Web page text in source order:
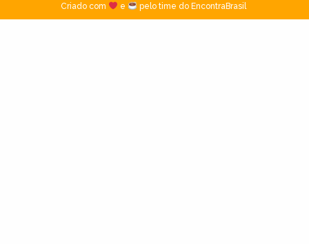
Criado com
e pelo time do EncontraBrasil